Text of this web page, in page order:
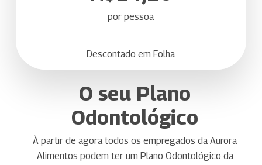
por pessoa
Descontado em Folha
O seu Plano
Odontológico
À partir de agora todos os empregados da Aurora
Alimentos podem ter um Plano Odontológico da